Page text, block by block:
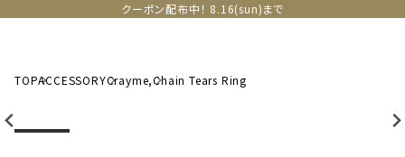
クーポン配布中！ 8.16(sun)まで
TOPACCESSORYCrayme,Chain Tears Ring